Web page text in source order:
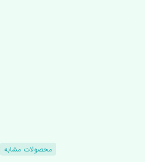
محصولات مشابه